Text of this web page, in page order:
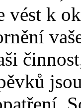
vést k